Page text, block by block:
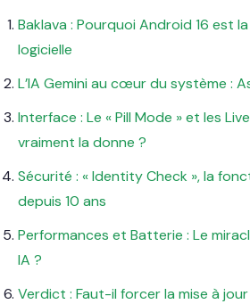
Baklava : Pourquoi Android 16 est
logicielle
L’IA Gemini au cœur du système :
Interface : Le « Pill Mode » et les
vraiment la donne ?
Sécurité : « Identity Check », la
depuis 10 ans
Performances et Batterie : Le
IA ?
Verdict : Faut-il forcer la mise à